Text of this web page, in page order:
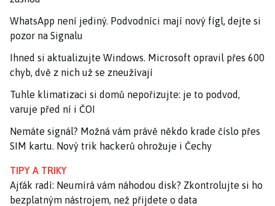
WhatsApp není jediný. Podvodníci mají nový fígl, dejte si
pozor na Signalu
Ihned si aktualizujte Windows. Microsoft opravil přes 600
chyb, dvě z nich už se zneužívají
Tuhle klimatizaci si domů nepořizujte: je to podvod,
varuje před ní i ČOI
Nemáte signál? Možná vám právě někdo krade číslo přes
SIM kartu. Nový trik hackerů ohrožuje i Čechy
TIPY A TRIKY
Ajťák radí: Neumírá vám náhodou disk? Zkontrolujte si ho
bezplatným nástrojem, než přijdete o data